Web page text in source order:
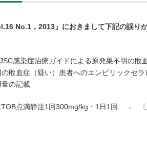
No.1，2013」におきまして下記の誤り
感染症治療ガイドによる原発巣不明の敗
敗血症（疑い）患者へのエンピリックセ
の記載
点滴静注1回300mg/kg ・1日1回 → 〔